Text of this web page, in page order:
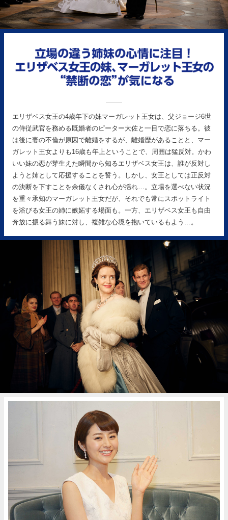
エリザベス女王の4歳年下の妹マーガレット王女は、父ジョージ6世
の侍従武官を務める既婚者のピーター大佐と一目で恋に落ちる。彼
は後に妻の不倫が原因で離婚をするが、離婚歴があることと、マー
ガレット王女よりも16歳も年上ということで、周囲は猛反対。かわ
いい妹の恋が芽生えた瞬間から知るエリザベス女王は、誰が反対し
ようと姉として応援することを誓う。しかし、女王としては正反対
の決断を下すことを余儀なくされ心が揺れ…。立場を選べない状況
を重々承知のマーガレット王女だが、それでも常にスポットライト
を浴びる女王の姉に嫉妬する場面も。一方、エリザベス女王も自由
奔放に振る舞う妹に対し、複雑な心境を抱いているもよう…。